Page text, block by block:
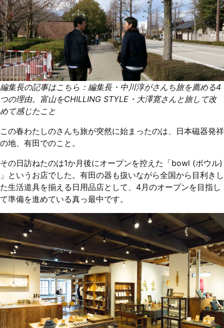
編集長の記事はこちら： 編集長・中川淳がさんち旅を薦める4
つの理由。富山をCHILLING STYLE・大澤寛さんと旅して改
めて感じたこと
この春わたしのさんち旅が突然に始まったのは、日本磁器発祥
の地、有田でのこと。
その日訪ねたのは1か月後にオープンを控えた「bowl (ボウル)
」というお店でした。有田の器も扱いながら全国から目利きし
た生活道具を揃える日用品店として、4月のオープンを目指し
て準備を進めている真っ最中です。